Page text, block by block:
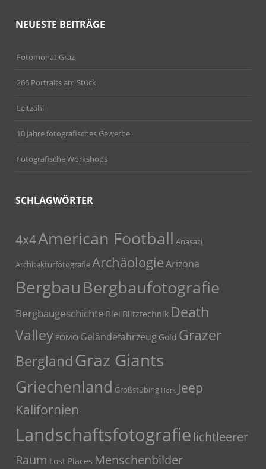
NEUESTE BEITRÄGE
Fotomonat Graz
266 Portraits am Stück
Leitzahl
10 Jahre fotografisches Gewerbe
Fotografische Workshops
SCHLAGWÖRTER
4x4American Football Anasazi
ArchitekturfotografieArchäologieArizona
BergbauBergbaufotografie
Bergbaugeschichte Blei Blitztechnik Death
Valley FOMO Geländefahrzeug Gold Grazer
Bergland Graz Giants
Griechenland Großstübing Hork Jeep
Kalifornien
Landschaftsfotografie lichtleerer
Raum Lost Places Menschenbilder